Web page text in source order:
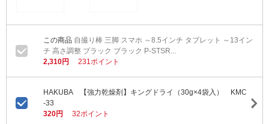
自撮り棒 三脚 スマホ ～8.5インチ タブレット ～13イン
チ 高さ調整 ブラック ブラック P-STSR...
2,310円
231ポイント
HAKUBA 【強力乾燥剤】キングドライ（30g×4袋入） KMC
-33
320円
32ポイント